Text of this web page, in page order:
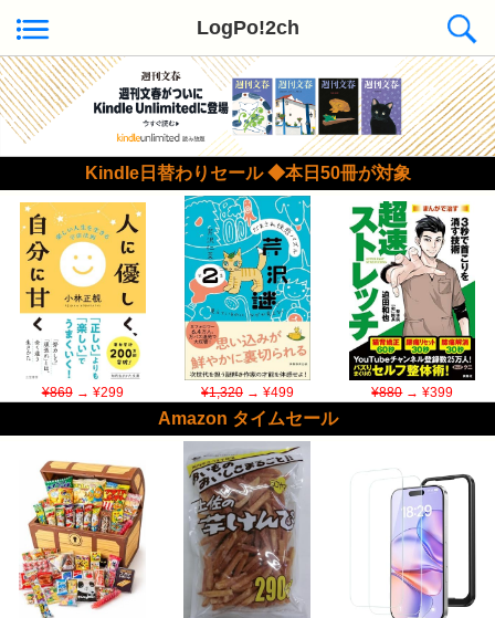
LogPo!2ch
Kindle日替わりセール ◆本日50冊が対象
¥869→ ¥299 ¥1,320→ ¥499 ¥880→ ¥399
Amazon タイムセール